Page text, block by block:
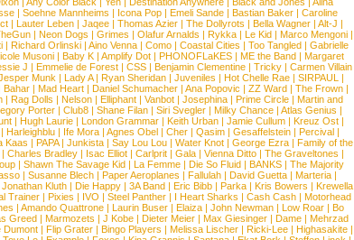
| Soehne Mannheims | Icona Pop| Emeli Sande| Bastian Baker| Caroline
| Lauter Leben| Jaqee| Thomas Azier| The Dollyrots | Bella Wagner| Alt-J |
| Neon Dogs | Grimes | Olafur Arnalds | Rykka | Le Kid | Marco Mengoni |
| Richard Orlinski| Aino Venna| Como| Coastal Cities | Too Tangled| Gabrielle
Musoni | Baby K | Amplify Dot | PHONOFLaKES | ME the Band | Margaret
J | Emmelie de Forest| CSS| Benjamin Clementine| Tricky| Carmen Villain
Munk | Lady A| Ryan Sheridan| Juveniles | Hot Chelle Rae| SIRPAUL
|
Bahar | Mad Heart | Daniel Schumacher | Ana Popovic | ZZ Ward | The Frown |
| Rag Dolls | Nelson | Elliphant | Vanbot | Josephina | Prime Circle | Martin and
Porter | Club8 | Shane Filan | Siri Svegler | Milky Chance | Atlas Genius |
| Hugh Laurie | London Grammar | Keith Urban | Jamie Cullum | Kreuz Ost |
| Harleighblu | Ife Mora | Agnes Obel | Cher | Qasim | Gesaffelstein | Percival |
Kaas | PAPA| Junkista | Say Lou Lou | Water Knot | George Ezra | Family of the
Charles Bradley| Isac Elliot| Carlprit| Gala| Vienna Ditto| The Graveltones |
| Shawn The Savage Kid | La Femme | Die So Fluid | BANKS | The Majority
| Susanne Blech | Paper Aeroplanes | Fallulah | David Guetta | Marteria |
Jonathan Kluth| Die Happy| 3A Band| Eric Bibb| Parka| Kris Bowers | Krewella
Trainer| Pixies | IVO | Steel Panther| I Heart Sharks | Cash Cash| Motorhead
| Amando Quattrone | Laurin Buser | Elaiza | John Newman | Low Roar | Bo
Greed | Marmozets | J Kobe | Dieter Meier | Max Giesinger | Dame | Mehrzad
Dumont | Flip Grater | Bingo Players | Melissa Lischer | Ricki-Lee | Highasakite |